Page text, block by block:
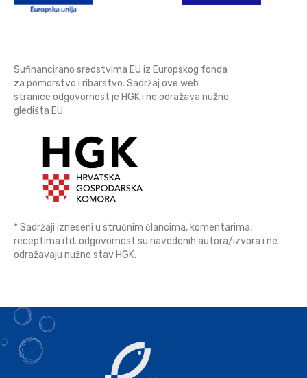
Sufinancirano sredstvima EU iz Europskog fonda
za pomorstvo i ribarstvo. Sadržaj ove web
stranice odgovornost je HGK i ne odražava nužno
gledišta EU.
* Sadržaji izneseni u stručnim člancima, komentarima,
receptima itd. odgovornost su navedenih autora/izvora i ne
odražavaju nužno stav HGK.